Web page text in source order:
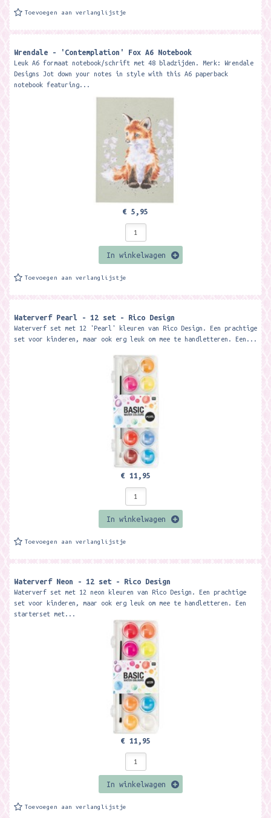
Toevoegen aan verlanglijstje
Wrendale - 'Contemplation' Fox A6 Notebook
Leuk A6 formaat notebook/schrift met 48 bladzijden. Merk: Wrendale
Designs Jot down your notes in style with this A6 paperback
notebook featuring...
€ 5,95
In winkelwagen
Toevoegen aan verlanglijstje
Waterverf Pearl - 12 set - Rico Design
Waterverf set met 12 'Pearl' kleuren van Rico Design. Een prachtige
set voor kinderen, maar ook erg leuk om mee te handletteren. Een...
€ 11,95
In winkelwagen
Toevoegen aan verlanglijstje
Waterverf Neon - 12 set - Rico Design
Waterverf set met 12 neon kleuren van Rico Design. Een prachtige
set voor kinderen, maar ook erg leuk om mee te handletteren. Een
starterset met...
€ 11,95
In winkelwagen
Toevoegen aan verlanglijstje